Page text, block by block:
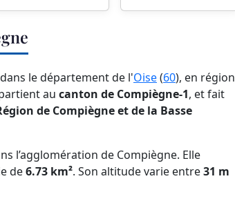
le département de l'Oise(60), en région
au canton de Compiègne-1, et fait
de Compiègne et de la Basse
l’agglomération de Compiègne. Elle
de6.73 km². Son altitude varie entre31 m